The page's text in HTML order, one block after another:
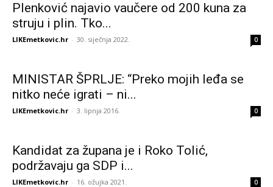
Plenković najavio vaučere od 200 kuna za
struju i plin. Tko...
LIKEmetkovic.hr - 30. siječnja 2022. 0
MINISTAR ŠPRLJE: “Preko mojih leđa se
nitko neće igrati – ni...
LIKEmetkovic.hr - 3. lipnja 2016. 0
Kandidat za župana je i Roko Tolić,
podržavaju ga SDP i...
LIKEmetkovic.hr - 16. ožujka 2021. 0